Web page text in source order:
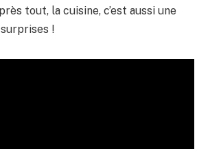
tout, la cuisine, c’est aussi une
!